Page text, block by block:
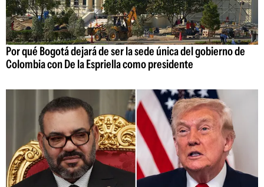
Por qué Bogotá dejará de ser la sede única del gobierno de
Colombia con De la Espriella como presidente